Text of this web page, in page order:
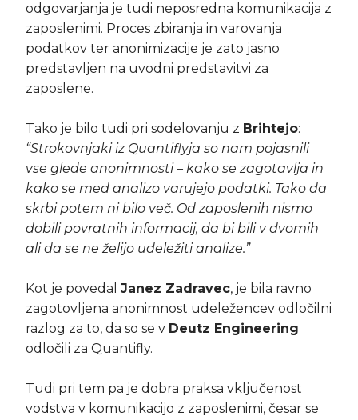
odgovarjanja je tudi neposredna komunikacija z
zaposlenimi. Proces zbiranja in varovanja
podatkov ter anonimizacije je zato jasno
predstavljen na uvodni predstavitvi za
zaposlene.
Tako je bilo tudi pri sodelovanju z Brihtejo:
“Strokovnjaki iz Quantiflyja so nam pojasnili
vse glede anonimnosti – kako se zagotavlja in
kako se med analizo varujejo podatki. Tako da
skrbi potem ni bilo več. Od zaposlenih nismo
dobili povratnih informacij, da bi bili v dvomih
ali da se ne želijo udeležiti analize.”
Kot je povedal Janez Zadravec, je bila ravno
zagotovljena anonimnost udeležencev odločilni
razlog za to, da so se v Deutz Engineering
odločili za Quantifly.
Tudi pri tem pa je dobra praksa vključenost
vodstva v komunikacijo z zaposlenimi, česar se